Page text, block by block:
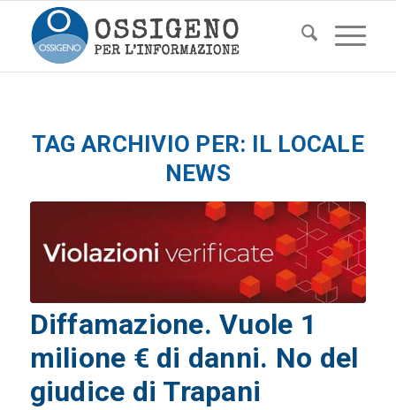
TAG ARCHIVIO PER: IL LOCALE
NEWS
Diffamazione. Vuole 1
milione € di danni. No del
giudice di Trapani